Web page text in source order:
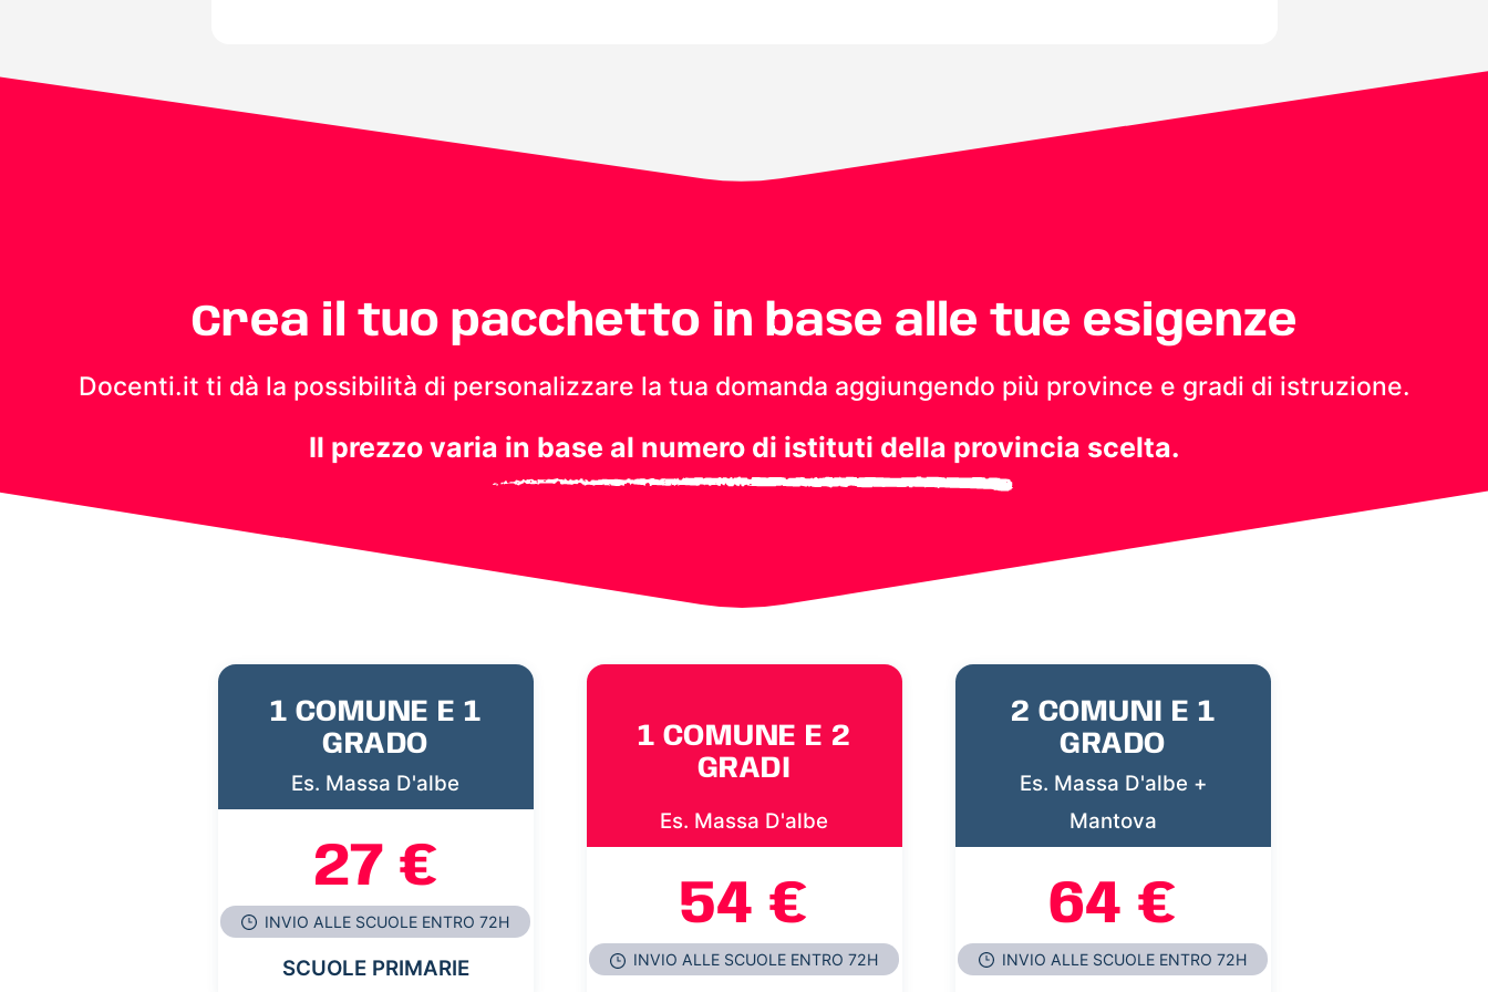
Crea il tuo pacchetto in base alle tue esigenze
Docenti.it ti dà la possibilità di personalizzare la tua domanda aggiungendo più province e gradi di istruzione.
Il prezzo varia in base al numero di istituti della provincia scelta.
1 COMUNE E 1
GRADO
Es. Massa D'albe
27 €
INVIO ALLE SCUOLE ENTRO 72H
SCUOLE PRIMARIE
1 COMUNE E 2
GRADI
Es. Massa D'albe
54 €
INVIO ALLE SCUOLE ENTRO 72H
2 COMUNI E 1
GRADO
Es. Massa D'albe +
Mantova
64 €
INVIO ALLE SCUOLE ENTRO 72H